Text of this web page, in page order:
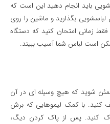
باید انجام دهید این است که
بگذارید و ماشین را روی
زمانی امتحان کنید که دستگاه
است لباس شما آسیب ببیند.
شوید که هیچ وسیله ای در آن
وسط نصف کنید. با کمک لیموهایی که برش
کنید. پس از پاک کردن دیگ،